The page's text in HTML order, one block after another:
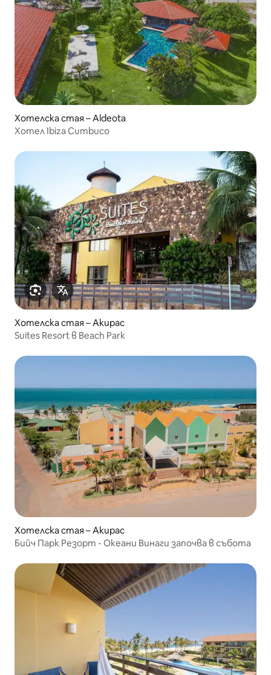
Хотелска стая – Aldeota
Хотел Ibiza Cumbuco
Хотелска стая – Акирас
Suites Resort в Beach Park
Хотелска стая – Акирас
Бийч Парк Резорт - Океани Винаги започва в събота